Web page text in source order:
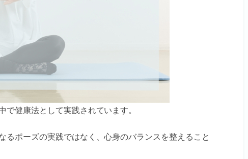
健康法として実践されています。
るポーズの実践ではなく、心身のバランスを整えること